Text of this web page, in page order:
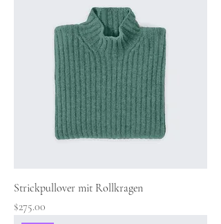
Strickpullover mit Rollkragen
Preis
$275.00